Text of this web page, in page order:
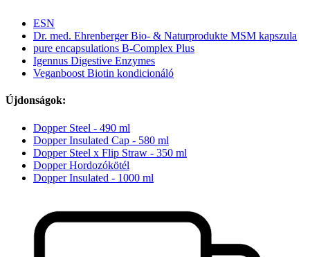
ESN
Dr. med. Ehrenberger Bio- & Naturprodukte MSM kapszula
pure encapsulations B-Complex Plus
Igennus Digestive Enzymes
Veganboost Biotin kondicionáló
Újdonságok:
Dopper Steel - 490 ml
Dopper Insulated Cap - 580 ml
Dopper Steel x Flip Straw - 350 ml
Dopper Hordozókötél
Dopper Insulated - 1000 ml